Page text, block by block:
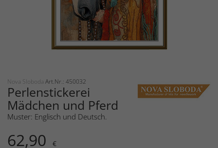
Nova Sloboda Art.Nr.: 450032
Perlenstickerei
Mädchen und Pferd
Muster: Englisch und Deutsch.
62,90 €